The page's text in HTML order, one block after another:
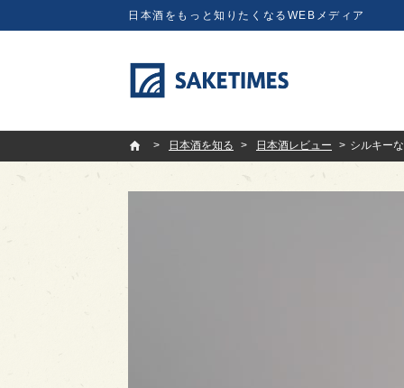
日本酒をもっと知りたくなるWEBメディア
SAKETIMES
日本酒を知る
日本酒レビュー シルキー